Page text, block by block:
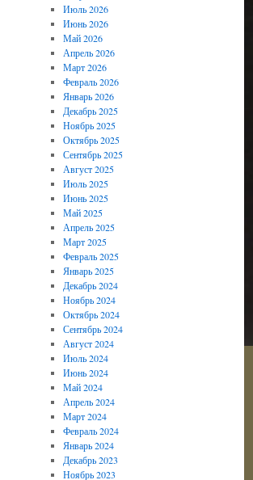
Июль 2026
Июнь 2026
Май 2026
Апрель 2026
Март 2026
Февраль 2026
Январь 2026
Декабрь 2025
Ноябрь 2025
Октябрь 2025
Сентябрь 2025
Август 2025
Июль 2025
Июнь 2025
Май 2025
Апрель 2025
Март 2025
Февраль 2025
Январь 2025
Декабрь 2024
Ноябрь 2024
Октябрь 2024
Сентябрь 2024
Август 2024
Июль 2024
Июнь 2024
Май 2024
Апрель 2024
Март 2024
Февраль 2024
Январь 2024
Декабрь 2023
Ноябрь 2023